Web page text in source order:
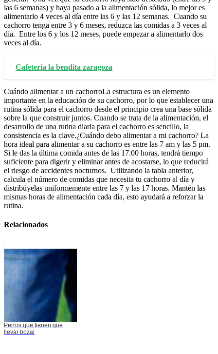
las 6 semanas) y haya pasado a la alimentación sólida, lo mejor es
alimentarlo 4 veces al día entre las 6 y las 12 semanas. Cuando su
cachorro tenga entre 3 y 6 meses, reduzca las comidas a 3 veces al
día. Entre los 6 y los 12 meses, puede empezar a alimentarlo dos
veces al día.
Cafeteria la bendita zaragoza
Cuándo alimentar a un cachorroLa estructura es un elemento
importante en la educación de su cachorro, por lo que establecer una
rutina sólida para el cachorro desde el principio crea una base sólida
sobre la que construir juntos. Cuando se trata de la alimentación, el
desarrollo de una rutina diaria para el cachorro es sencillo, la
consistencia es la clave.¿Cuándo debo alimentar a mi cachorro? La
hora ideal para alimentar a su cachorro es entre las 7 am y las 5 pm.
Si le das la última comida antes de las 17.00 horas, tendrá tiempo
suficiente para digerir y eliminar antes de acostarse, lo que reducirá
el riesgo de accidentes nocturnos. Utilizando la tabla anterior,
calcula el número de comidas que necesita tu cachorro al día y
distribúyelas uniformemente entre las 7 y las 17 horas. Mantén las
mismas horas de alimentación cada día, esto ayudará a reforzar la
rutina.
Relacionados
Perros que tienen que
llevar bozal